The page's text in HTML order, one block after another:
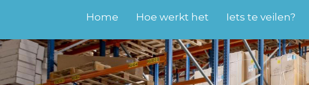
Home Hoe werkt het Iets te veilen?